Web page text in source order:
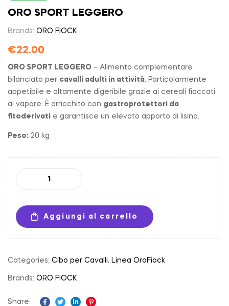
ORO SPORT LEGGERO
Brands: ORO FIOCK
€22.00
ORO SPORT LEGGERO – Alimento complementare
bilanciato per cavalli adulti in attività. Particolarmente
appetibile e altamente digeribile grazie ai cereali fioccati
al vapore. È arricchito con gastroprotettori da
fitoderivati e garantisce un elevato apporto di lisina.
Peso: 20 kg
Aggiungi al carrello
Categories: Cibo per Cavalli, Linea OroFiock
Brands: ORO FIOCK
Share: